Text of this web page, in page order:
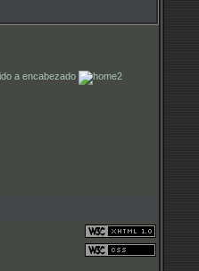
a encabezado